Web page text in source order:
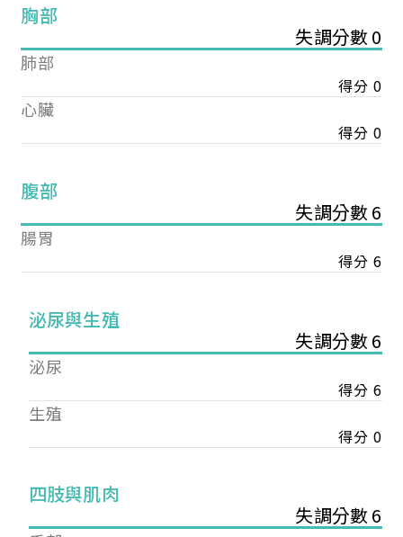
胸部
失調分數 0
肺部
得分 0
心臟
得分 0
腹部
失調分數 6
腸胃
得分 6
泌尿與生殖
失調分數 6
泌尿
得分 6
生殖
得分 0
四肢與肌肉
失調分數 6
您已成功送出會員申請
您好，您的會員申請，已成功送出，經本協會理事